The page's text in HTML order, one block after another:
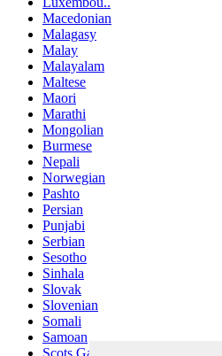
Macedonian
Malagasy
Malay
Malayalam
Maltese
Maori
Marathi
Mongolian
Burmese
Nepali
Norwegian
Pashto
Persian
Punjabi
Serbian
Sesotho
Sinhala
Slovak
Slovenian
Somali
Samoan